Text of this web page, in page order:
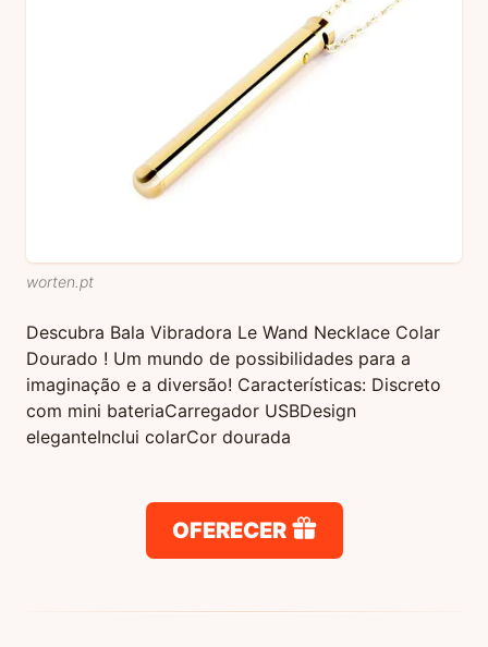
worten.pt
Descubra Bala Vibradora Le Wand Necklace Colar
Dourado ! Um mundo de possibilidades para a
imaginação e a diversão! Características: Discreto
com mini bateriaCarregador USBDesign
eleganteInclui colarCor dourada
OFERECER